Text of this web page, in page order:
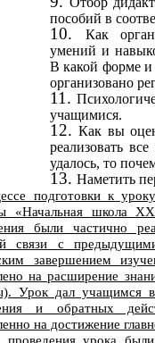
пособий в
Как
умений и
В какой форме и
организовано
учащимися.
Как вы
реализовать
удалось, то
Наметить
подготовки к
«Начальная школа
были частично
связи с
завершением
на расширение
Урок дал учащимся
и обратных
на достижение